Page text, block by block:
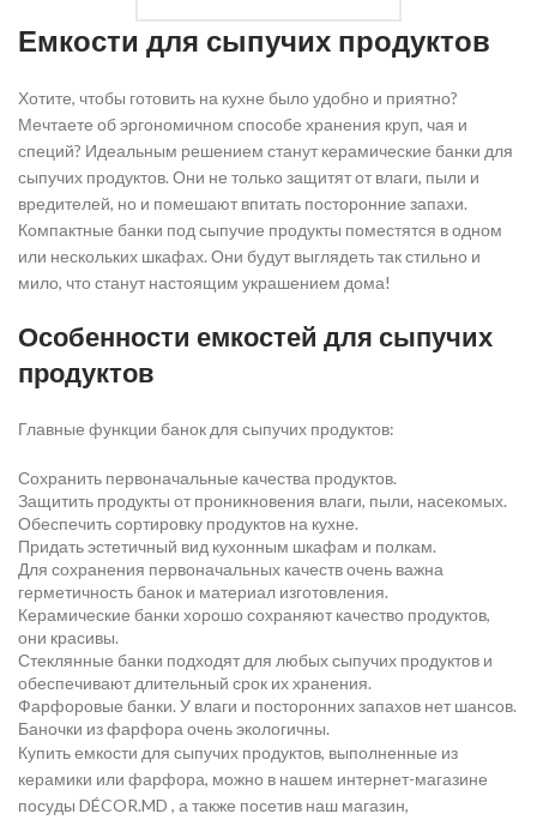
Емкости для сыпучих продуктов
Хотите, чтобы готовить на кухне было удобно и приятно?
Мечтаете об эргономичном способе хранения круп, чая и
специй? Идеальным решением станут керамические банки для
сыпучих продуктов. Они не только защитят от влаги, пыли и
вредителей, но и помешают впитать посторонние запахи.
Компактные банки под сыпучие продукты поместятся в одном
или нескольких шкафах. Они будут выглядеть так стильно и
мило, что станут настоящим украшением дома!
Особенности емкостей для сыпучих
продуктов
Главные функции банок для сыпучих продуктов:
Сохранить первоначальные качества продуктов.
Защитить продукты от проникновения влаги, пыли, насекомых.
Обеспечить сортировку продуктов на кухне.
Придать эстетичный вид кухонным шкафам и полкам.
Для сохранения первоначальных качеств очень важна
герметичность банок и материал изготовления.
Керамические банки хорошо сохраняют качество продуктов,
они красивы.
Стеклянные банки подходят для любых сыпучих продуктов и
обеспечивают длительный срок их хранения.
Фарфоровые банки. У влаги и посторонних запахов нет шансов.
Баночки из фарфора очень экологичны.
Купить емкости для сыпучих продуктов, выполненные из
керамики или фарфора, можно в нашем интернет-магазине
посуды DÉCOR.MD , а также посетив наш магазин,